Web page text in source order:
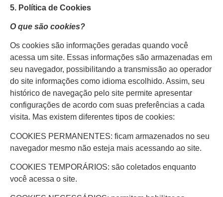
5. Política de Cookies
O que são cookies?
Os cookies são informações geradas quando você
acessa um site. Essas informações são armazenadas em
seu navegador, possibilitando a transmissão ao operador
do site informações como idioma escolhido. Assim, seu
histórico de navegação pelo site permite apresentar
configurações de acordo com suas preferências a cada
visita. Mas existem diferentes tipos de cookies:
COOKIES PERMANENTES: ficam armazenados no seu
navegador mesmo não esteja mais acessando ao site.
COOKIES TEMPORÁRIOS: são coletados enquanto
você acessa o site.